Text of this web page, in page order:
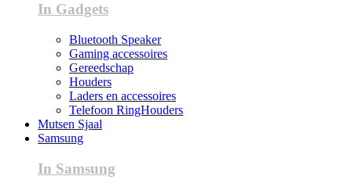
In Gadgets
Bluetooth Speaker
Gaming accessoires
Gereedschap
Houders
Laders en accessoires
Telefoon RingHouders
Mutsen Sjaal
Samsung
In Samsung